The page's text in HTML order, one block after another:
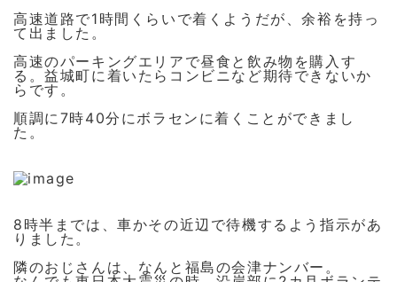
高速道路で1時間くらいで着くようだが、余裕を持っ
て出ました。
高速のパーキングエリアで昼食と飲み物を購入す
る。益城町に着いたらコンビニなど期待できないか
らです。
順調に7時40分にボラセンに着くことができまし
た。
8時半までは、車かその近辺で待機するよう指示があ
りました。
隣のおじさんは、なんと福島の会津ナンバー。